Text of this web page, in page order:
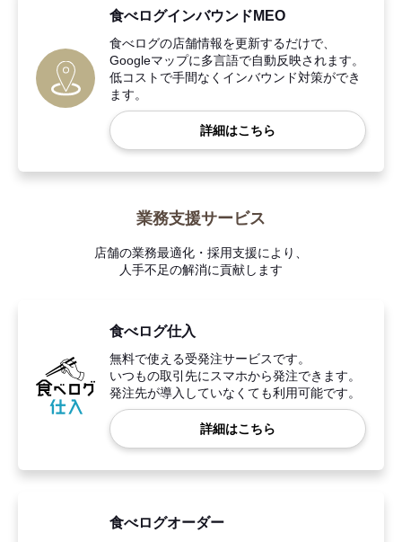
食べログインバウンドMEO
食べログの店舗情報を更新するだけで、
Googleマップに多言語で自動反映されます。
低コストで手間なくインバウンド対策ができ
ます。
詳細はこちら
業務支援サービス
店舗の業務最適化・採用支援により、
人手不足の解消に貢献します
食べログ仕入
無料で使える受発注サービスです。
いつもの取引先にスマホから発注できます。
発注先が導入していなくても利用可能です。
詳細はこちら
食べログオーダー